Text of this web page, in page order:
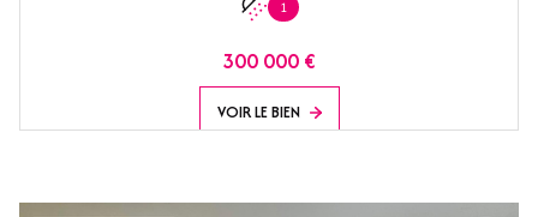
1
300 000 €
VOIR LE BIEN